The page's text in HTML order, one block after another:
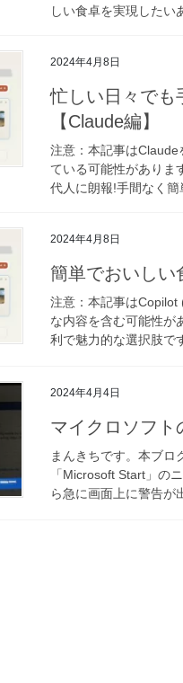
しい食卓を実現した
2024年4月8日
忙しい日々でも
【Claude編】
注意：本記事は
ている可能性がありま
代人に朗報!手間なく
2024年4月8日
簡単でおいしい
注意：本記事は
な内容を含む可能性が
利で魅力的な選択肢
2024年4月4日
マイクロソフト
まんきちです。本ブロ
「Microsoft Start」の
ら急に画面上に警告